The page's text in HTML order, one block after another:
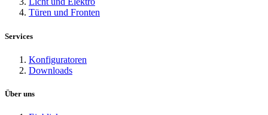
Türen und Fronten
Services
Konfiguratoren
Downloads
Über uns